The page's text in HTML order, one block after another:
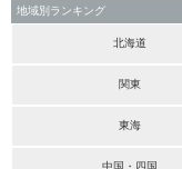
地域別ランキング
北海道
関東
東海
中国・四国